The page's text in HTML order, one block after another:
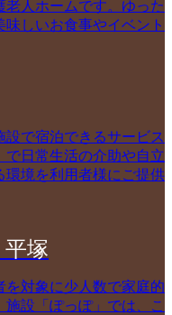
人ホームです。ゆった
しいお食事やイベント
で宿泊できるサービス
で日常生活の介助や自立
環境を利用者様にご提供
塚
を対象に少人数で家庭的
設「ぽっぽ」では、こ